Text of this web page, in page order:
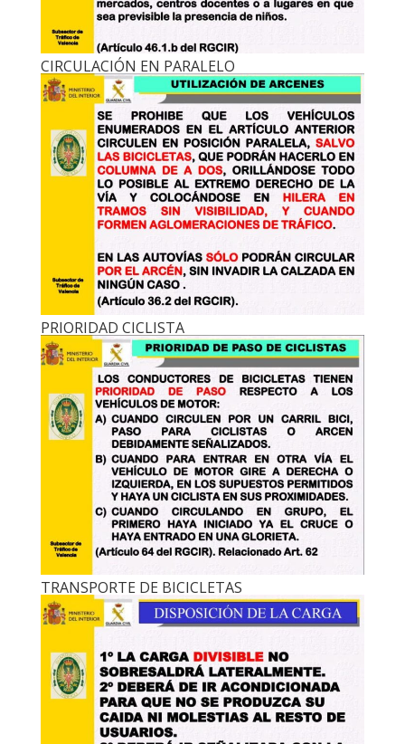
CIRCULACIÓN EN PARALELO
PRIORIDAD CICLISTA
TRANSPORTE DE BICICLETAS